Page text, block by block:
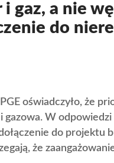
i gaz, a nie
do
oświadczyło, że
W odpowiedzi
do projektu
że